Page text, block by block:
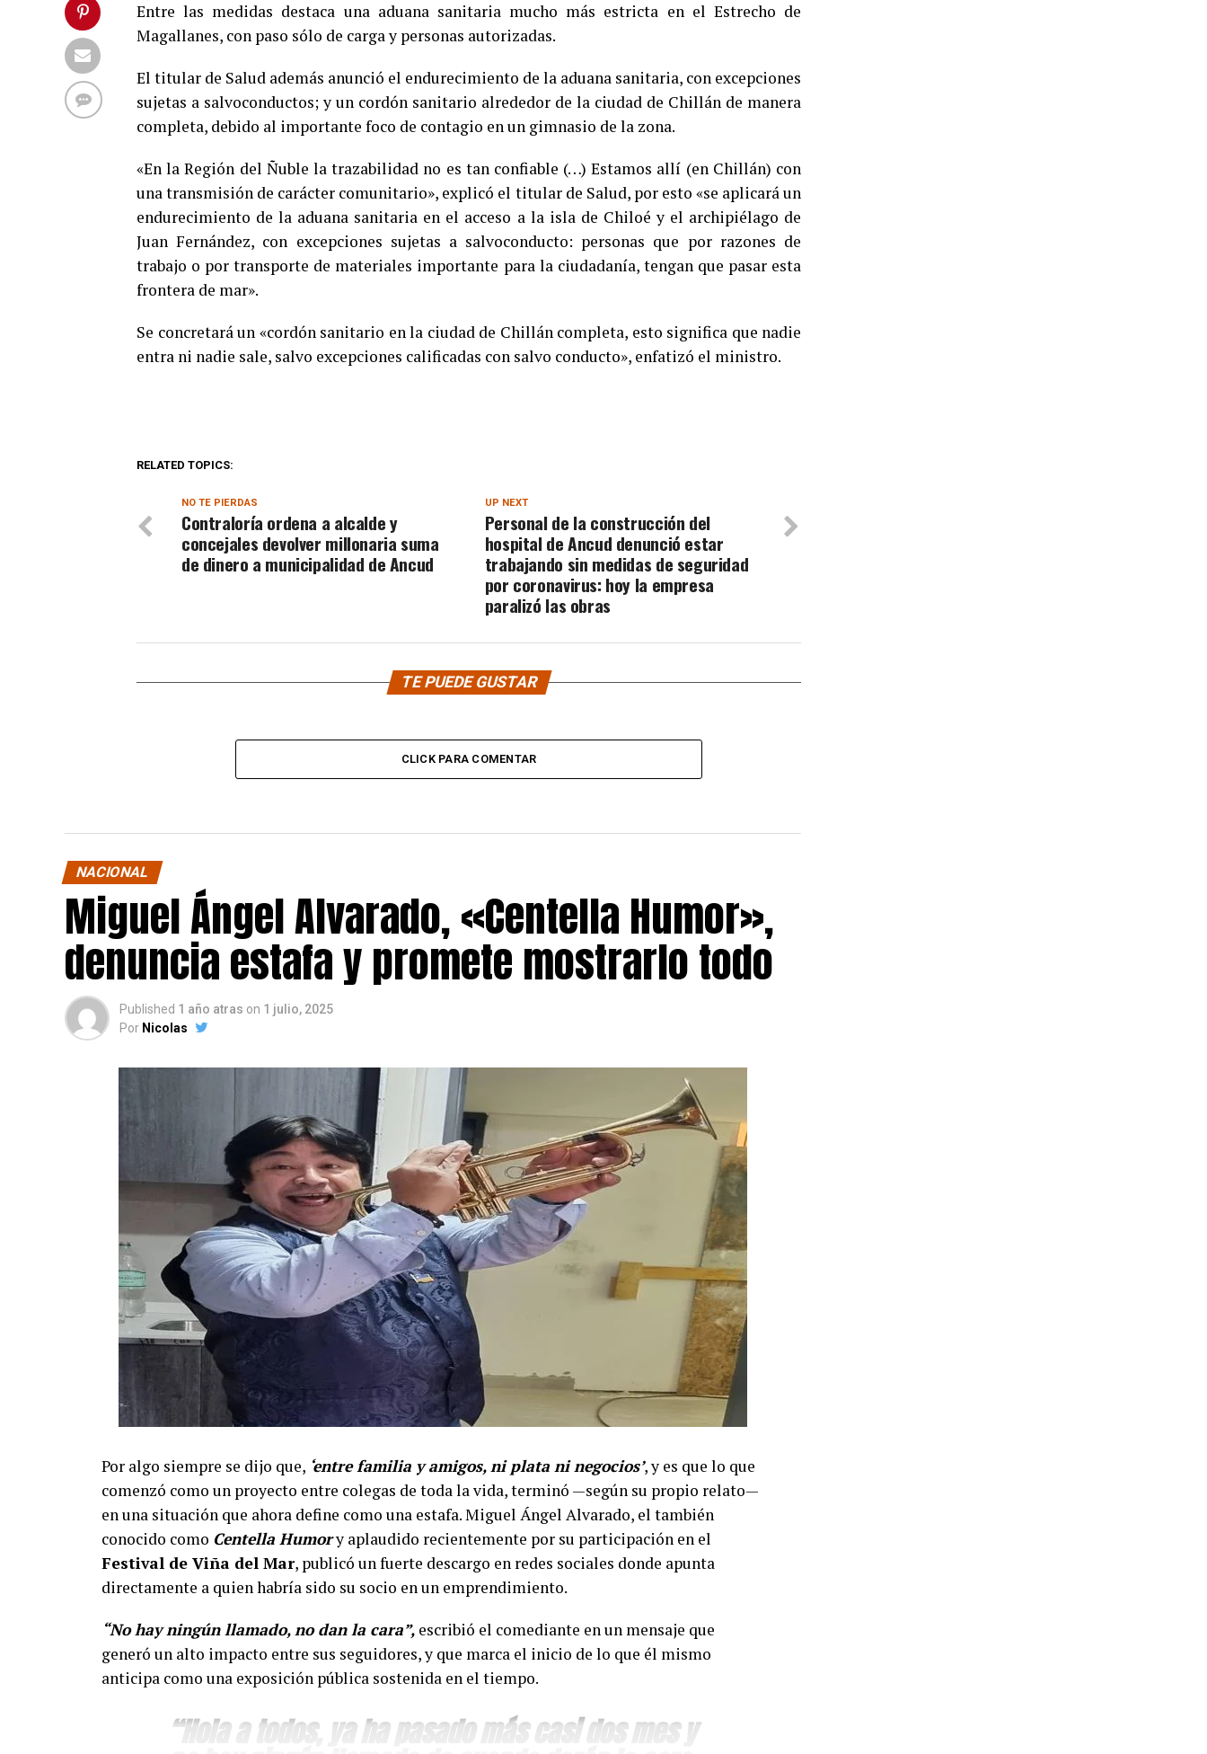
Entre las medidas destaca una aduana sanitaria mucho más estricta en el Estrecho de
Magallanes, con paso sólo de carga y personas autorizadas.
El titular de Salud además anunció el endurecimiento de la aduana sanitaria, con excepciones
sujetas a salvoconductos; y un cordón sanitario alrededor de la ciudad de Chillán de manera
completa, debido al importante foco de contagio en un gimnasio de la zona.
«En la Región del Ñuble la trazabilidad no es tan confiable (…) Estamos allí (en Chillán) con
una transmisión de carácter comunitario», explicó el titular de Salud, por esto «se aplicará un
endurecimiento de la aduana sanitaria en el acceso a la isla de Chiloé y el archipiélago de
Juan Fernández, con excepciones sujetas a salvoconducto: personas que por razones de
trabajo o por transporte de materiales importante para la ciudadanía, tengan que pasar esta
frontera de mar».
Se concretará un «cordón sanitario en la ciudad de Chillán completa, esto significa que nadie
entra ni nadie sale, salvo excepciones calificadas con salvo conducto», enfatizó el ministro.
RELATED TOPICS:
UP NEXT
Personal de la construcción del
hospital de Ancud denunció estar
trabajando sin medidas de seguridad
por coronavirus: hoy la empresa
paralizó las obras
NO TE PIERDAS
Contraloría ordena a alcalde y
concejales devolver millonaria suma
de dinero a municipalidad de Ancud
TE PUEDE GUSTAR
CLICK PARA COMENTAR
NACIONAL
Miguel Ángel Alvarado, «Centella Humor»,
denuncia estafa y promete mostrarlo todo
Published 1 año atras on 1 julio, 2025
Por Nicolas
Por algo siempre se dijo que, ‘entre familia y amigos, ni plata ni negocios’, y es que lo que
comenzó como un proyecto entre colegas de toda la vida, terminó —según su propio relato—
en una situación que ahora define como una estafa. Miguel Ángel Alvarado, el también
conocido como Centella Humory aplaudido recientemente por su participación en el
Festival de Viña del Mar, publicó un fuerte descargo en redes sociales donde apunta
directamente a quien habría sido su socio en un emprendimiento.
“No hay ningún llamado, no dan la cara”, escribió el comediante en un mensaje que
generó un alto impacto entre sus seguidores, y que marca el inicio de lo que él mismo
anticipa como una exposición pública sostenida en el tiempo.
“Hola a todos, ya ha pasado más casi dos mes y